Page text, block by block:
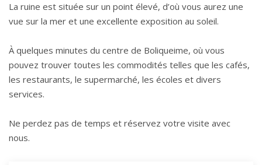
La ruine est située sur un point élevé, d’où vous aurez une
vue sur la mer et une excellente exposition au soleil.
À quelques minutes du centre de Boliqueime, où vous
pouvez trouver toutes les commodités telles que les cafés,
les restaurants, le supermarché, les écoles et divers
services.
Ne perdez pas de temps et réservez votre visite avec
nous.